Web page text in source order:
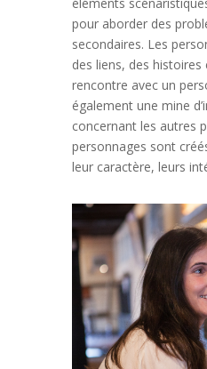
pour aborder des
secondaires. Les
des liens, des histoires
rencontre avec un
également une mine
concernant les autres
personnages sont
leur caractère, leurs